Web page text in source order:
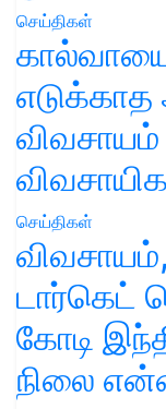
செய்திகள்
எடுக்காத
விவசாயம்
செய்திகள்
டார்கெட்
கோடி
நிலை